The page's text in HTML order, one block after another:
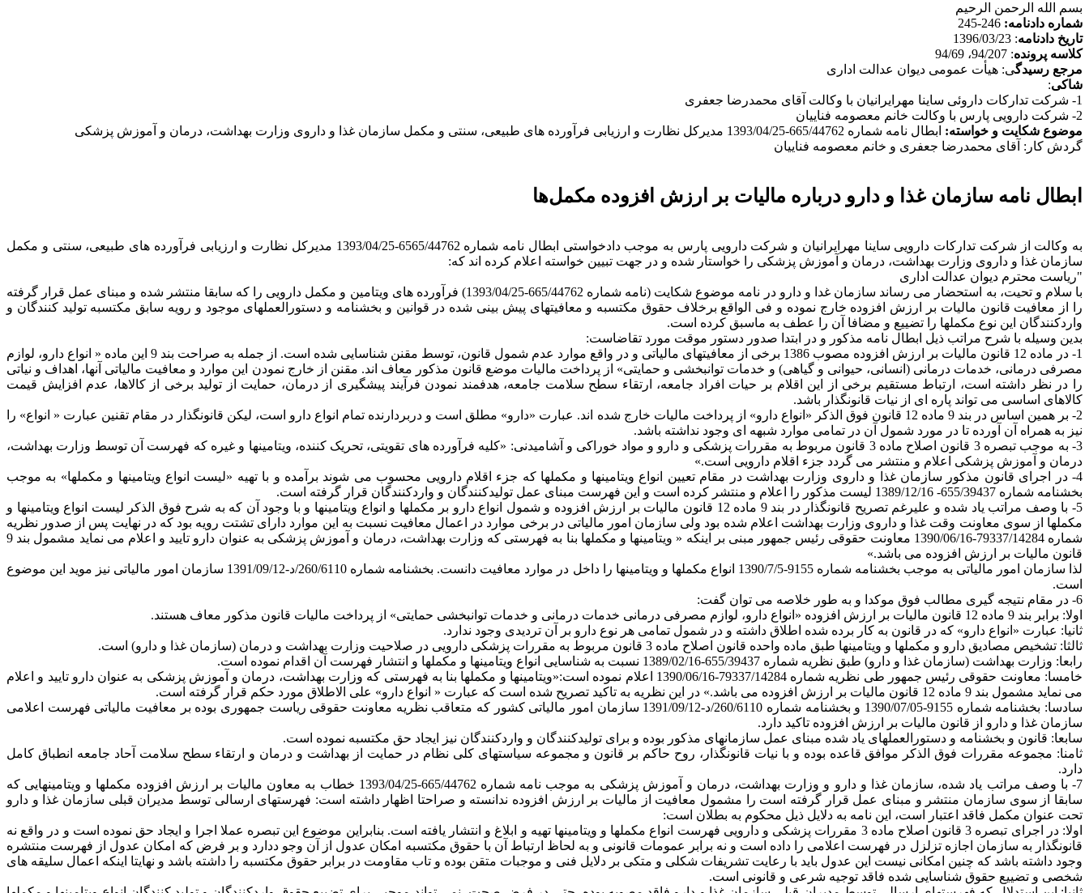
بسم الله الرحمن الرحیم
شماره دادنامه:
تاریخ دادنامه: 1396/03/23
کلاسه پرونده: 94/207، 94/69
مرجع رسیدگی: هیأت عمومی دیوان عدالت اداری
شاکی:
1- شرکت تدارکات داروئی ساینا مهرایرانیان با وکالت آقای محمدرضا جعفری
2- شرکت دارویی پارس با وکالت خانم معصومه فناییان
موضوع شکایت و خواسته: ابطال نامه شماره 665/44762-1393/04/25 مدیرکل نظارت و ارزیابی فرآورده های طبیعی، سنتی و مکمل سازمان غذا و داروی وزارت بهداشت، درمان و آموزش پزشکی
گردش کار: آقای محمدرضا جعفری و خانم معصومه فناییان
ابطال نامه سازمان غذا و دارو درباره مالیات بر ارزش افزوده مکمل‌ها
به وکالت از شرکت تدارکات دارویی ساینا مهرایرانیان و شرکت دارویی پارس به موجب دادخواستی ابطال نامه شماره 6565/44762-1393/04/25 مدیرکل نظارت و ارزیابی فرآورده های طبیعی، سنتی و مکمل
سازمان غذا و داروی وزارت بهداشت، درمان و آموزش پزشکی را خواستار شده و در جهت تبیین خواسته اعلام کرده اند که:
"ریاست محترم دیوان عدالت اداری
با سلام و تحیت، به استحضار می رساند سازمان غدا و دارو در نامه موضوع شکایت (نامه شماره 665/44762-1393/04/25) فرآورده های ویتامین و مکمل دارویی را که سابقا منتشر شده و مبنای عمل قرار گرفته
را از معافیت قانون مالیات بر ارزش افزوده خارج نموده و فی الواقع برخلاف حقوق مکتسبه و معافیتهای پیش بینی شده در قوانین و بخشنامه و دستورالعملهای موجود و رویه سابق مکتسبه تولید کنندگان و
واردکنندگان این نوع مکملها را تضییع و مضافا آن را عطف به ماسبق کرده است.
بدین وسیله با شرح مراتب ذیل ابطال نامه مذکور و در ابتدا صدور دستور موقت مورد تقاضاست:
1- در ماده 12 قانون مالیات بر ارزش افزوده مصوب 1386 برخی از معافیتهای مالیاتی و در واقع موارد عدم شمول قانون، توسط مقنن شناسایی شده است. از جمله به صراحت بند 9 این ماده « انواع دارو، لوازم
مصرفی درمانی، خدمات درمانی (انسانی، حیوانی و گیاهی) و خدمات توانبخشی و حمایتی» از پرداخت مالیات موضع قانون مذکور معاف اند. مقنن از خارج نمودن این موارد و معافیت مالیاتی آنها، اهداف و نیاتی
را در نظر داشته است، ارتباط مستقیم برخی از این اقلام بر حیات افراد جامعه، ارتقاء سطح سلامت جامعه، هدفمند نمودن فرآیند پیشگیری از درمان، حمایت از تولید برخی از کالاها، عدم افزایش قیمت
کالاهای اساسی می تواند پاره ای از نیات قانونگذار باشد.
2- بر همین اساس در بند 9 ماده 12 قانون فوق الذکر «انواع دارو» از پرداخت مالیات خارج شده اند. عبارت «دارو» مطلق است و دربردارنده تمام انواع دارو است، لیکن قانونگذار در مقام تقنین عبارت « انواع» را
نیز به همراه آن آورده تا در مورد شمول آن در تمامی موارد شبهه ای وجود نداشته باشد.
3- به موجب تبصره 3 قانون اصلاح ماده 3 قانون مربوط به مقررات پزشکی و دارو و مواد خوراکی و آشامیدنی: «کلیه فرآورده های تقویتی، تحریک کننده، ویتامینها و غیره که فهرست آن توسط وزارت بهداشت،
درمان و آموزش پزشکی اعلام و منتشر می گردد جزء اقلام دارویی است.»
4- در اجرای قانون مذکور سازمان غذا و داروی وزارت بهداشت در مقام تعیین انواع ویتامینها و مکملها که جزء اقلام دارویی محسوب می شوند برآمده و با تهیه «لیست انواع ویتامینها و مکملها» به موجب
بخشنامه شماره 655/39437- 1389/12/16 لیست مذکور را اعلام و منتشر کرده است و این فهرست مبنای عمل تولیدکنندگان و واردکنندگان قرار گرفته است.
5- با وصف مراتب یاد شده و علیرغم تصریح قانونگذار در بند 9 ماده 12 قانون مالیات بر ارزش افزوده و شمول انواع دارو بر مکملها و انواع ویتامینها و با وجود آن که به شرح فوق الذکر لیست انواع ویتامینها و
مکملها از سوی معاونت وقت غذا و داروی وزارت بهداشت اعلام شده بود ولی سازمان امور مالیاتی در برخی موارد در اعمال معافیت نسبت به این موارد دارای تشتت رویه بود که در نهایت پس از صدور نظریه
شماره 79337/14284-1390/06/16 معاونت حقوقی رئیس جمهور مبنی بر اینکه « ویتامینها و مکملها بنا به فهرستی که وزارت بهداشت، درمان و آموزش پزشکی به عنوان دارو تایید و اعلام می نماید مشمول بند 9
قانون مالیات بر ارزش افزوده می باشد.»
لذا سازمان امور مالیاتی به موجب بخشنامه شماره 9155-1390/7/5 انواع مکملها و ویتامینها را داخل در موارد معافیت دانست. بخشنامه شماره 260/6110/د-1391/09/12 سازمان امور مالیاتی نیز موید این موضوع
است.
6- در مقام نتیجه گیری مطالب فوق موکدا و به طور خلاصه می توان گفت:
اولا: برابر بند 9 ماده 12 قانون مالیات بر ارزش افزوده «انواع دارو، لوازم مصرفی درمانی خدمات درمانی و خدمات توانبخشی حمایتی» از پرداخت مالیات قانون مذکور معاف هستند.
ثانیا: عبارت «انواع دارو» که در قانون به کار برده شده اطلاق داشته و در شمول تمامی هر نوع دارو بر آن تردیدی وجود ندارد.
ثالثا: تشخیص مصادیق دارو و مکملها و ویتامینها طبق ماده واحده قانون اصلاح ماده 3 قانون مربوط به مقررات پزشکی دارویی در صلاحیت وزارت بهداشت و درمان (سازمان غذا و دارو) است.
رابعا: وزارت بهداشت (سازمان غذا و دارو) طبق نظریه شماره 655/39437-1389/02/16 نسبت به شناسایی انواع ویتامینها و مکملها و انتشار فهرست آن اقدام نموده است.
خامسا: معاونت حقوقی رئیس جمهور طی نظریه شماره 79337/14284-1390/06/16 اعلام نموده است:«ویتامینها و مکملها بنا به فهرستی که وزارت بهداشت، درمان و آموزش پزشکی به عنوان دارو تایید و اعلام
می نماید مشمول بند 9 ماده 12 قانون مالیات بر ارزش افزوده می باشد.» در این نظریه به تاکید تصریح شده است که عبارت « انواع دارو» علی الاطلاق مورد حکم قرار گرفته است.
سادسا: بخشنامه شماره 9155-1390/07/05 و بخشنامه شماره 260/6110/د-1391/09/12 سازمان امور مالیاتی کشور که متعاقب نظریه معاونت حقوقی ریاست جمهوری بوده بر معافیت مالیاتی فهرست اعلامی
سازمان غذا و دارو از قانون مالیات بر ارزش افزوده تاکید دارد.
سابعا: قانون و بخشنامه و دستورالعملهای یاد شده مبنای عمل سازمانهای مذکور بوده و برای تولیدکنندگان و واردکنندگان نیز ایجاد حق مکتسبه نموده است.
ثامنا: مجموعه مقررات فوق الذکر موافق قاعده بوده و با نیات قانونگذار، روح حاکم بر قانون و مجموعه سیاستهای کلی نظام در حمایت از بهداشت و درمان و ارتقاء سطح سلامت آحاد جامعه انطباق کامل
دارد.
7- با وصف مراتب یاد شده، سازمان غذا و دارو و وزارت بهداشت، درمان و آموزش پزشکی به موجب نامه شماره 665/44762-1393/04/25 خطاب به معاون مالیات بر ارزش افزوده مکملها و ویتامینهایی که
سابقا از سوی سازمان منتشر و مبنای عمل قرار گرفته است را مشمول معافیت از مالیات بر ارزش افزوده ندانسته و صراحتا اظهار داشته است: فهرستهای ارسالی توسط مدیران قبلی سازمان غذا و دارو
تحت عنوان مکمل فاقد اعتبار است، این نامه به دلایل ذیل محکوم به بطلان است:
اولا: در اجرای تبصره 3 قانون اصلاح ماده 3 مقررات پزشکی و دارویی فهرست انواع مکملها و ویتامینها تهیه و ابلاغ و انتشار یافته است. بنابراین موضوع این تبصره عملا اجرا و ایجاد حق نموده است و در واقع نه
قانونگذار به سازمان اجازه تزلزل در فهرست اعلامی را داده است و نه برابر عمومات قانونی و به لحاظ ارتباط آن با حقوق مکتسبه امکان عدول از آن وجو ددارد و بر فرض که امکان عدول از فهرست منتشره
وجود داشته باشد که چنین امکانی نیست این عدول باید با رعایت تشریفات شکلی و متکی بر دلایل فنی و موجبات متقن بوده و تاب مقاومت در برابر حقوق مکتسبه را داشته باشد و نهایتا اینکه اعمال سلیقه های
شخصی و تضییع حقوق شناسایی شده فاقد توجیه شرعی و قانونی است.